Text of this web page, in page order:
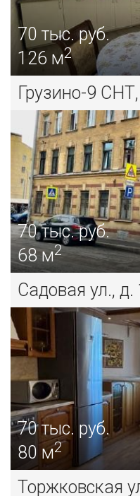
70 тыс. руб.
126 м2
Грузино-9
70тыс. руб.
68 м2
Садовая ул., д.
70тыс. руб.
80 м2
Торжковская